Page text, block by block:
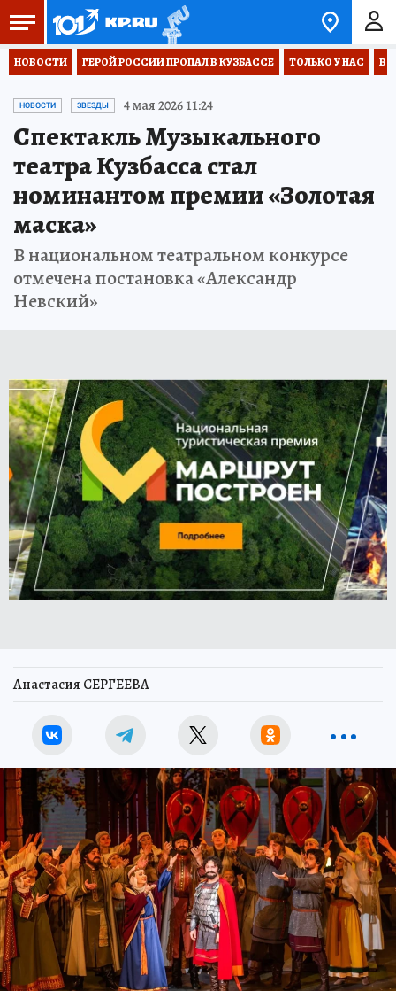
НОВОСТИ ГЕРОЙ РОССИИ ПРОПАЛ В КУЗБАССЕ ТОЛЬКО У НАС
НОВОСТИ ЗВЕЗДЫ 4 мая 2026 11:24
Спектакль Музыкального
театра Кузбасса стал
номинантом премии «Золотая
маска»
В национальном театральном конкурсе
отмечена постановка «Александр
Невский»
Анастасия СЕРГЕЕВА